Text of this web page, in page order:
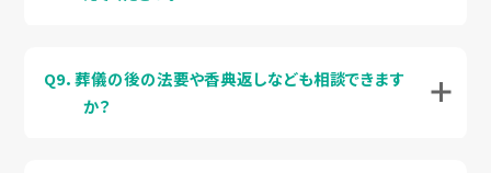
Q9．葬儀の後の法要や香典返しなども相談できます
か？